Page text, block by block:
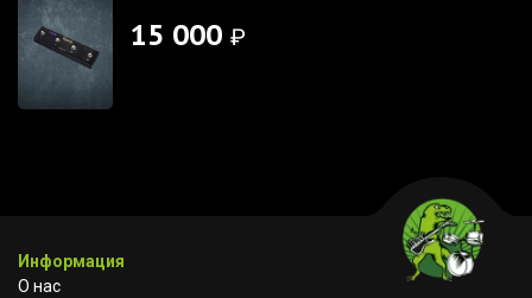
15 000 ₽
Информация
О нас